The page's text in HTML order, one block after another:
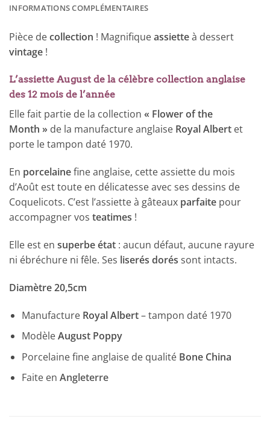
INFORMATIONS COMPLÉMENTAIRES
Pièce decollection ! Magnifiqueassietteà dessert
vintage !
L’assiette August de la célèbre collection anglaise
des 12 mois de l’année
Elle fait partie de la collection « Flower of the
Month » de la manufacture anglaise Royal Albert et
porte le tampon daté 1970.
En porcelainefine anglaise, cette assiette du mois
d’Août est toute en délicatesse avec ses dessins de
Coquelicots. C’est l’assiette à gâteaux parfaite pour
accompagner vos teatimes !
Elle est en superbe état : aucun défaut, aucune rayure
ni ébréchure ni fêle. Ses liserés dorés sont intacts.
Diamètre 20,5cm
Manufacture Royal Albert– tampon daté 1970
ModèleAugust Poppy
Porcelaine fine anglaise de qualité Bone China
Faite en Angleterre